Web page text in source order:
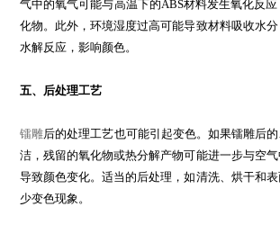
气中的氧气可能与高温下的ABS材料发生氧化反
化物。此外，环境湿度过高可能导致材料吸收水
水解反应，影响颜色。
五、后处理工艺
镭雕后的处理工艺也可能引起变色。如果镭雕后
洁，残留的氧化物或热分解产物可能进一步与空气
导致颜色变化。适当的后处理，如清洗、烘干和
少变色现象。